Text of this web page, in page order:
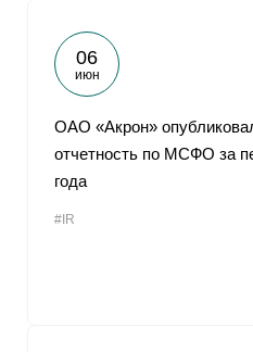
06
июн
ОАО «Акрон»
отчетность по МСФО за
года
#IR